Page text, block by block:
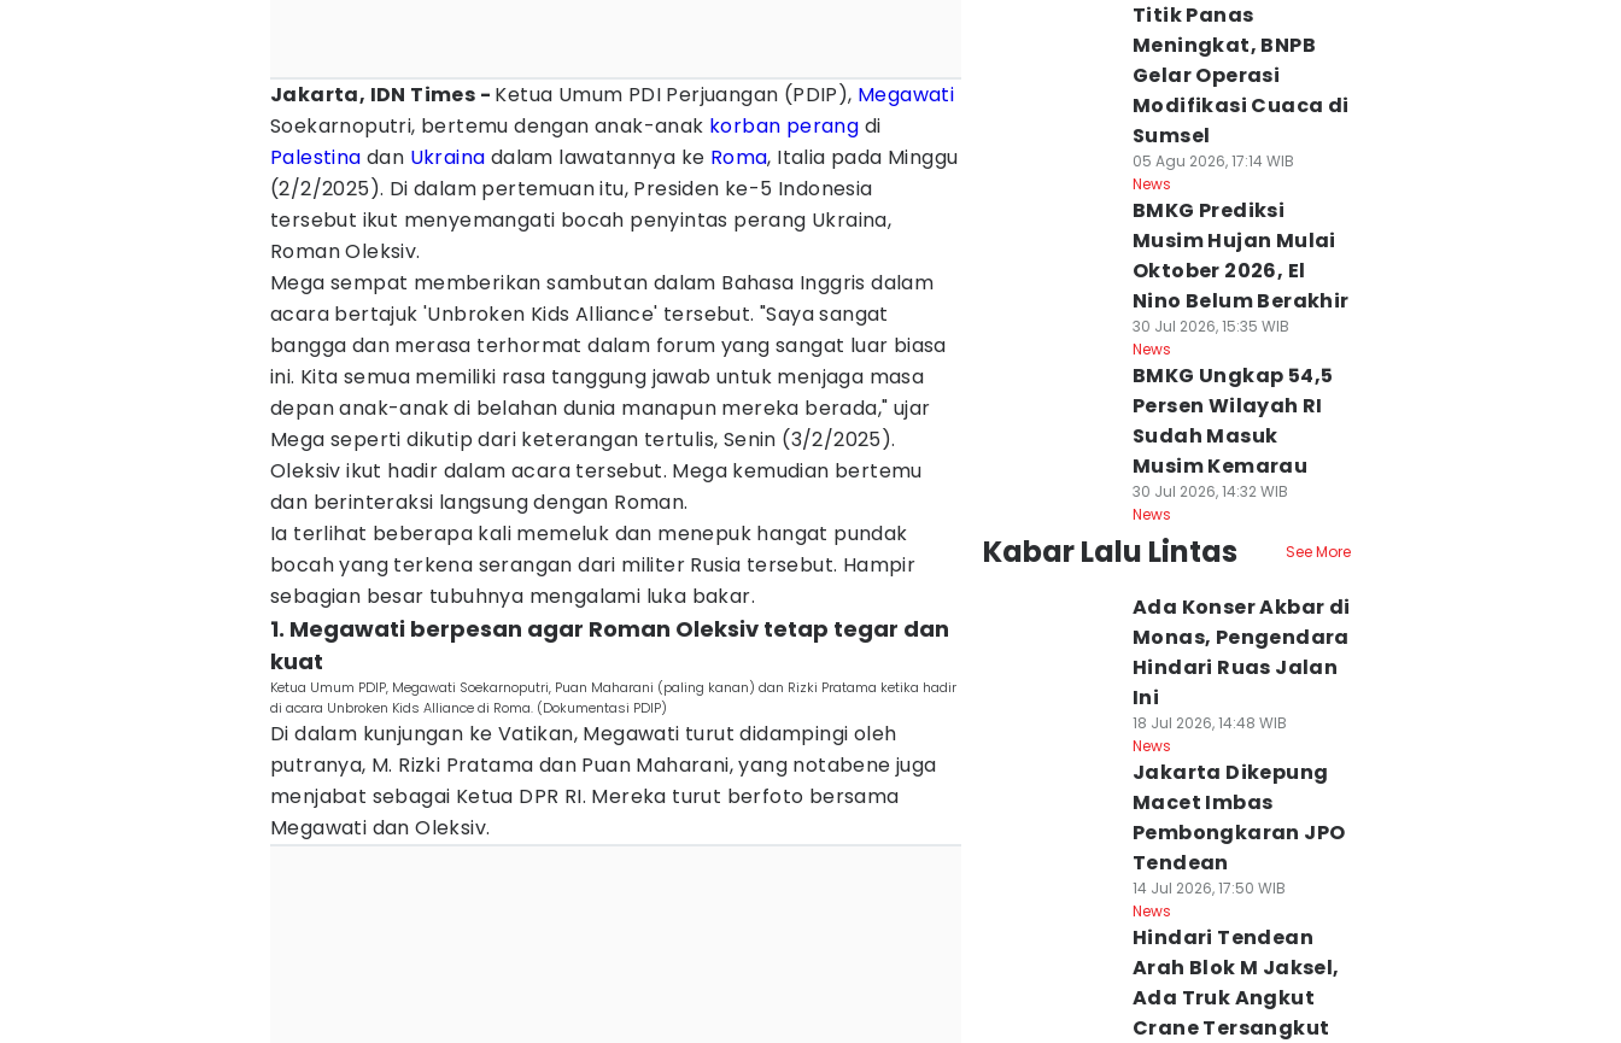
Jakarta, IDN Times - Ketua Umum PDI Perjuangan (PDIP), Megawati
Soekarnoputri, bertemu dengan anak-anak korban perang di
Palestina dan Ukraina dalam lawatannya ke Roma, Italia pada Minggu
(2/2/2025). Di dalam pertemuan itu, Presiden ke-5 Indonesia
tersebut ikut menyemangati bocah penyintas perang Ukraina,
Roman Oleksiv.
Mega sempat memberikan sambutan dalam Bahasa Inggris dalam
acara bertajuk 'Unbroken Kids Alliance' tersebut. "Saya sangat
bangga dan merasa terhormat dalam forum yang sangat luar biasa
ini. Kita semua memiliki rasa tanggung jawab untuk menjaga masa
depan anak-anak di belahan dunia manapun mereka berada," ujar
Mega seperti dikutip dari keterangan tertulis, Senin (3/2/2025).
Oleksiv ikut hadir dalam acara tersebut. Mega kemudian bertemu
dan berinteraksi langsung dengan Roman.
Ia terlihat beberapa kali memeluk dan menepuk hangat pundak
bocah yang terkena serangan dari militer Rusia tersebut. Hampir
sebagian besar tubuhnya mengalami luka bakar.
1. Megawati berpesan agar Roman Oleksiv tetap tegar dan
kuat
Ketua Umum PDIP, Megawati Soekarnoputri, Puan Maharani (paling kanan) dan Rizki Pratama ketika hadir
di acara Unbroken Kids Alliance di Roma. (Dokumentasi PDIP)
Di dalam kunjungan ke Vatikan, Megawati turut didampingi oleh
putranya, M. Rizki Pratama dan Puan Maharani, yang notabene juga
menjabat sebagai Ketua DPR RI. Mereka turut berfoto bersama
Megawati dan Oleksiv.
Titik Panas
Meningkat, BNPB
Gelar Operasi
Modifikasi Cuaca di
Sumsel
05 Agu 2026, 17:14 WIB
News
BMKG Prediksi
Musim Hujan Mulai
Oktober 2026, El
Nino Belum Berakhir
30 Jul 2026, 15:35 WIB
News
BMKG Ungkap 54,5
Persen Wilayah RI
Sudah Masuk
Musim Kemarau
30 Jul 2026, 14:32 WIB
News
Kabar Lalu Lintas See More
Ada Konser Akbar di
Monas, Pengendara
Hindari Ruas Jalan
Ini
18 Jul 2026, 14:48 WIB
News
Jakarta Dikepung
Macet Imbas
Pembongkaran JPO
Tendean
14 Jul 2026, 17:50 WIB
News
Hindari Tendean
Arah Blok M Jaksel,
Ada Truk Angkut
Crane Tersangkut